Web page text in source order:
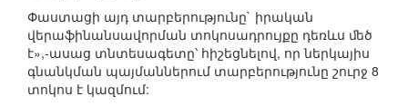
Փաստացի այդ տարբերությունը` իրական
վերաֆինանսավորման տոկոսադրույքը դեռևս ﬔծ
է»,-ասաց տնտեսագետը՝ հիշեցնելով, որ ներկայիս
գնանկման պայմաններում տարբերությունը շուրջ 8
տոկոս է կազմում: